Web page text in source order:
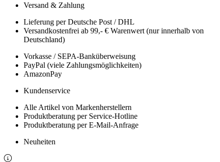
Versand & Zahlung
Lieferung per Deutsche Post / DHL
Versandkostenfrei ab 99,- € Warenwert (nur innerhalb von
Deutschland)
Vorkasse / SEPA-Banküberweisung
PayPal (viele Zahlungsmöglichkeiten)
AmazonPay
Kundenservice
Alle Artikel von Markenherstellern
Produktberatung per Service-Hotline
Produktberatung per E-Mail-Anfrage
Neuheiten